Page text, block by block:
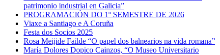
patrimonio industrial en Galicia”
PROGRAMACIÓN DO 1º SEMESTRE DE 2026
Viaxe a Santiago e A Coruña
Festa dos Socios 2025
Rosa Meijide Failde “O papel dos balnearios na vida romana”
María Dolores Dopico Cainzos, “O Museo Universitario